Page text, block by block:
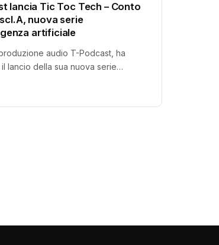
lancia Tic Toc Tech – Conto
nuova serie
artificiale
audio T-Podcast, ha
lancio della sua nuova serie